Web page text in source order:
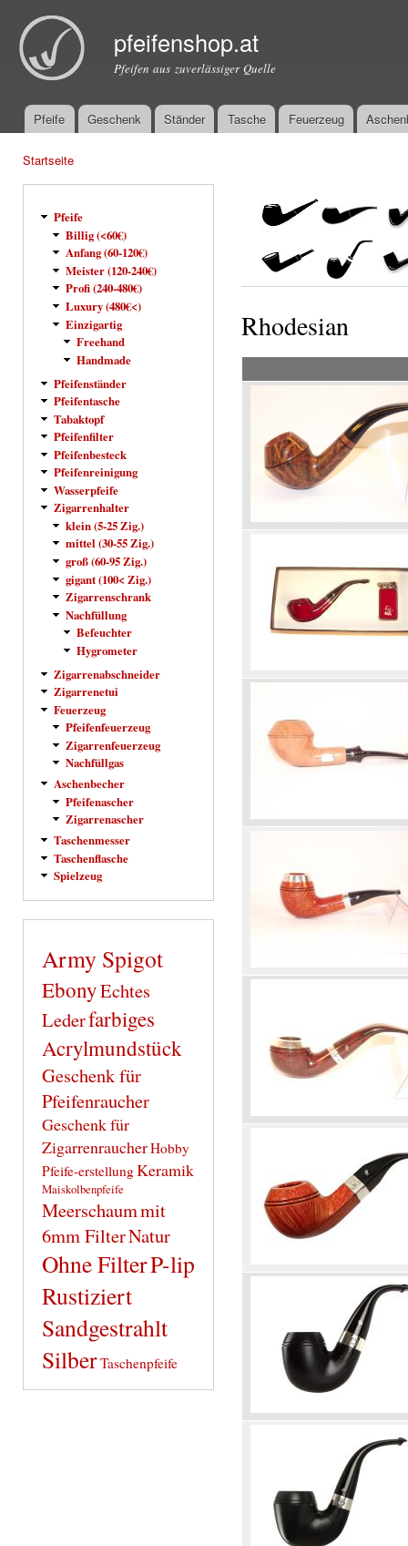
pfeifenshop.at
Pfeifen aus zuverlässiger Quelle
Hauptmenü
Pfeife Geschenk Ständer Tasche Feuerzeug
Startseite
Pfeife
Billig (<60€)
Anfang (60-120€)
Meister (120-240€)
Profi (240-480€)
Luxury (480€<)
Einzigartig
Freehand
Handmade
Pfeifenständer
Pfeifentasche
Tabaktopf
Pfeifenfilter
Pfeifenbesteck
Pfeifenreinigung
Wasserpfeife
Zigarrenhalter
klein (5-25 Zig.)
mittel (30-55 Zig.)
groß (60-95 Zig.)
gigant (100< Zig.)
Zigarrenschrank
Nachfüllung
Befeuchter
Hygrometer
Zigarrenabschneider
Zigarrenetui
Feuerzeug
Pfeifenfeuerzeug
Zigarrenfeuerzeug
Nachfüllgas
Aschenbecher
Pfeifenascher
Zigarrenascher
Taschenmesser
Taschenflasche
Spielzeug
Army Spigot
EbonyEchtes
Lederfarbiges
Acrylmundstück
Geschenk für
Pfeifenraucher
Geschenk für
ZigarrenraucherHobby
Pfeife-erstellungKeramik
Maiskolbenpfeife
Meerschaummit
6mm FilterNatur
Ohne FilterP-lip
Rustiziert
Sandgestrahlt
SilberTaschenpfeife
Rhodesian